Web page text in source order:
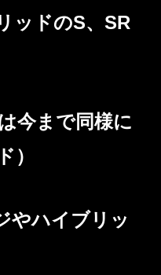
ッドのS、SR
今まで同様に
）
やハイブリッ